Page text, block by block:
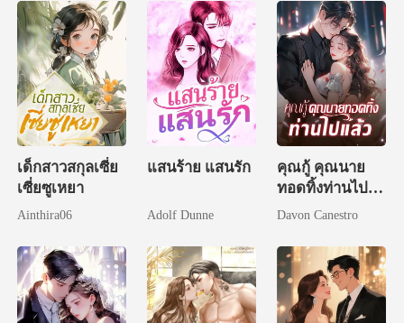
เด็กสาวสกุลเซี่ย
เซี่ยซูเหยา
Ainthira06
แสนร้าย แสนรัก
Adolf Dunne
คุณกู้ คุณนาย
ทอดทิ้งท่านไป
แล้ว
Davon Canestro